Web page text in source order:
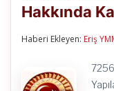
Hakkında
Haberi Ekleyen: Eriş
7256